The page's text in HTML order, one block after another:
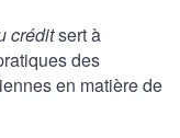
créditsert à
des
en matière de